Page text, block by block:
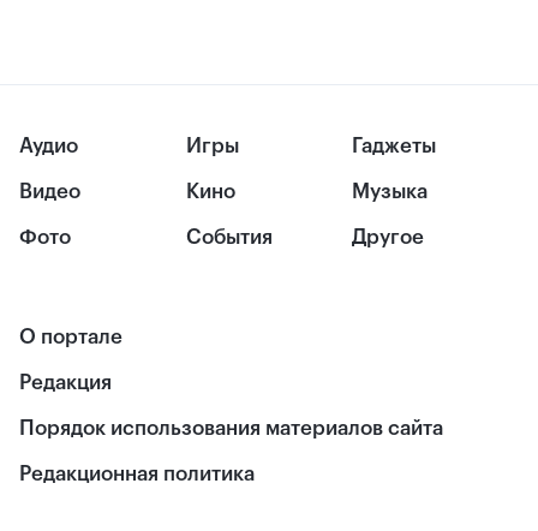
Аудио
Видео
Фото
Игры
Кино
События
Гаджеты
Музыка
Другое
О портале
Редакция
Порядок использования материалов сайта
Редакционная политика